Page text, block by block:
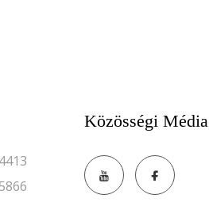
Közösségi Média